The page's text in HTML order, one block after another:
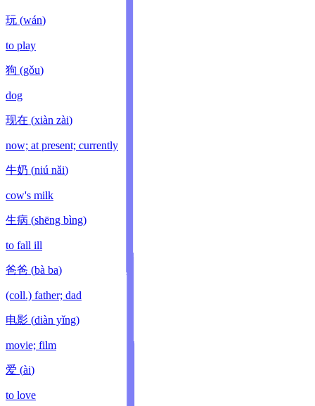
玩 (wán)
to play
狗 (gǒu)
dog
现在 (xiàn zài)
now; at present; currently
牛奶 (niú nǎi)
cow's milk
生病 (shēng bìng)
to fall ill
爸爸 (bà ba)
(coll.) father; dad
电影 (diàn yǐng)
movie; film
爱 (ài)
to love